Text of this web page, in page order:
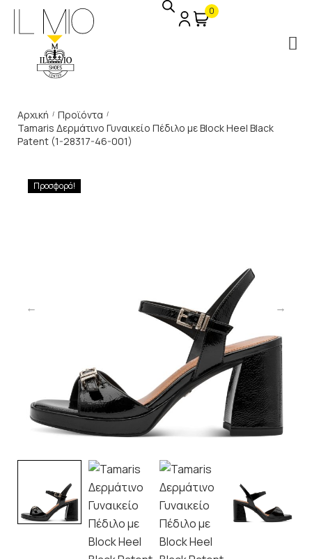
0
Αρχική / Προϊόντα /
Tamaris Δερμάτινο Γυναικείο Πέδιλο με Block Heel Black
Patent (1-28317-46-001)
Προσφορά!